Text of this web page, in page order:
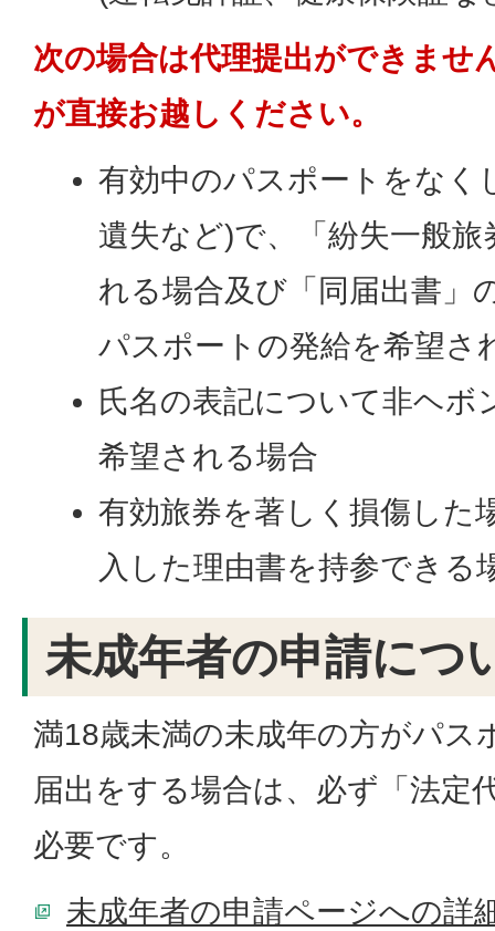
次の場合は代理提出ができませ
が直接お越しください。
有効中のパスポートをなく
遺失など)で、「紛失一般
れる場合及び「同届出書」
パスポートの発給を希望さ
氏名の表記について非ヘボ
希望される場合
有効旅券を著しく損傷した
入した理由書を持参できる
未成年者の申請につ
満18歳未満の未成年の方がパス
届出をする場合は、必ず「法定
必要です。
未成年者の申請ページへの詳